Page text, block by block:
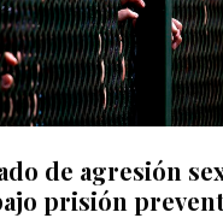
de agresión
prisión